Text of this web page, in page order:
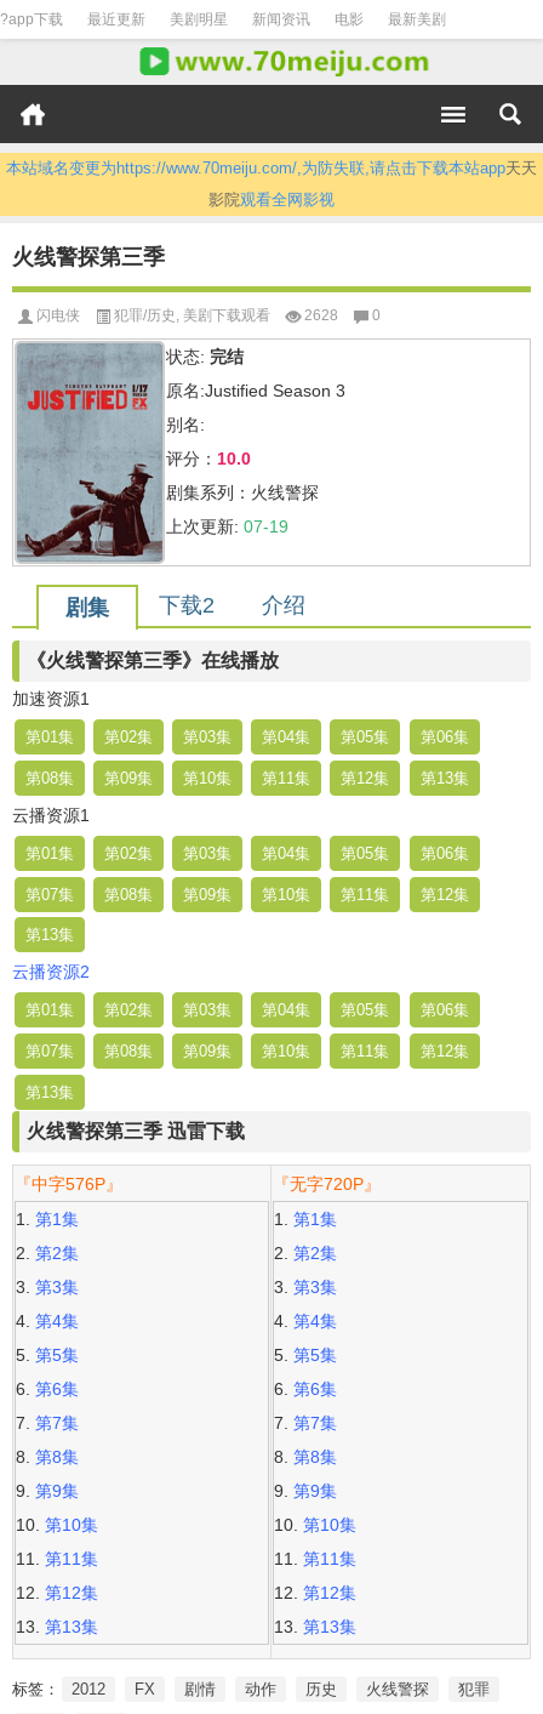
?app下载 最近更新 美剧明星 新闻资讯 电影 最新美剧
本站域名变更为https://www.70meiju.com/,为防失联,请点击下载本站app天天
影院观看全网影视
火线警探第三季
闪电侠 犯罪/历史 , 美剧下载观看 2628 0
状态: 完结
原名:Justified Season 3
别名:
评分： 10.0
剧集系列：火线警探
上次更新: 07-19
剧集 下载2 介绍
《火线警探第三季》在线播放
加速资源1
第01集 第02集 第03集 第04集 第05集 第06集
第08集 第09集 第10集 第11集 第12集 第13集
云播资源1
第01集 第02集 第03集 第04集 第05集 第06集
第07集 第08集 第09集 第10集 第11集 第12集
第13集
云播资源2
第01集 第02集 第03集 第04集 第05集 第06集
第07集 第08集 第09集 第10集 第11集 第12集
第13集
火线警探第三季 迅雷下载
『中字576P』
第1集
第2集
第3集
第4集
第5集
第6集
第7集
第8集
第9集
第10集
第11集
第12集
第13集
『无字720P』
第1集
第2集
第3集
第4集
第5集
第6集
第7集
第8集
第9集
第10集
第11集
第12集
第13集
标签： 2012 FX 剧情 动作 历史 火线警探
犯罪